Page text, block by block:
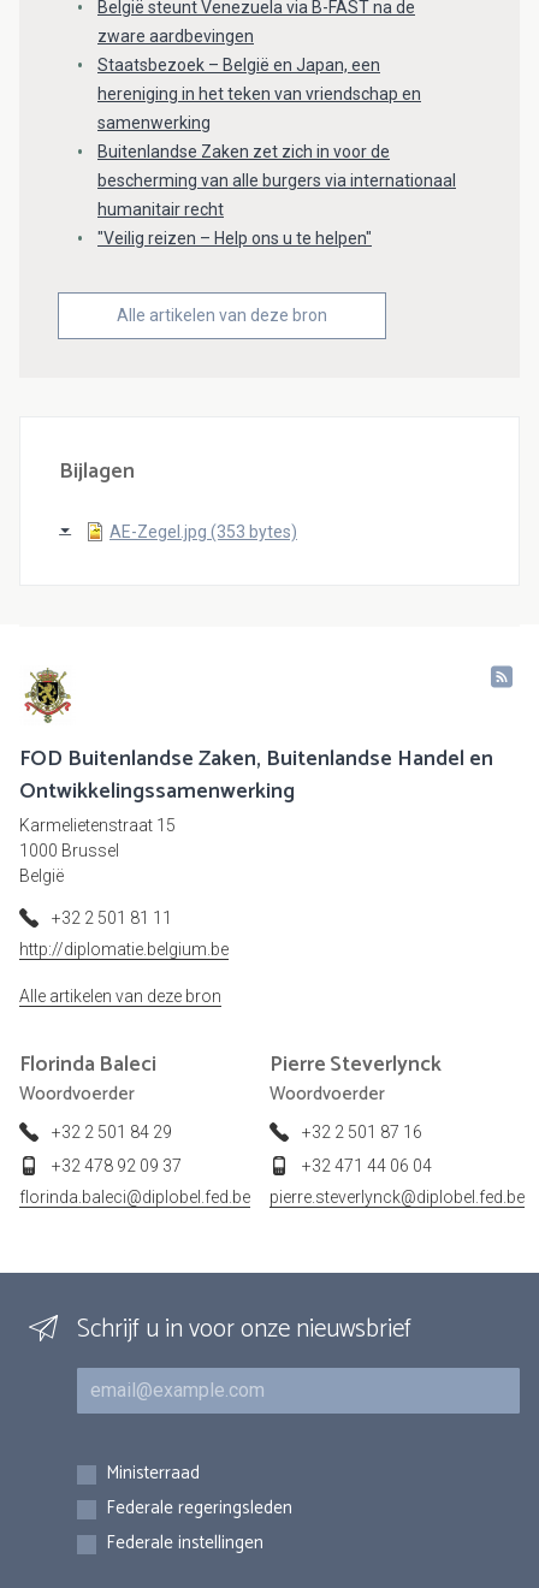
België steunt Venezuela via B-FAST na de
zware aardbevingen
Staatsbezoek – België en Japan, een
hereniging in het teken van vriendschap en
samenwerking
Buitenlandse Zaken zet zich in voor de
bescherming van alle burgers via internationaal
humanitair recht
"Veilig reizen – Help ons u te helpen"
Alle artikelen van deze bron
Bijlagen
AE-Zegel.jpg (353 bytes)
FOD Buitenlandse Zaken, Buitenlandse Handel en
Ontwikkelingssamenwerking
Karmelietenstraat 15
1000 Brussel
België
+32 2 501 81 11
http://diplomatie.belgium.be
Alle artikelen van deze bron
Florinda Baleci
Woordvoerder
+32 2 501 84 29
+32 478 92 09 37
florinda.baleci@diplobel.fed.be
PierreSteverlynck
Woordvoerder
+32 2 501 87 16
+32 471 44 06 04
pierre.steverlynck@diplobel.fed.be
Schrijf u in voor onze nieuwsbrief
E-mail
Inschrijvingen
Ministerraad
Federale regeringsleden
Federale instellingen